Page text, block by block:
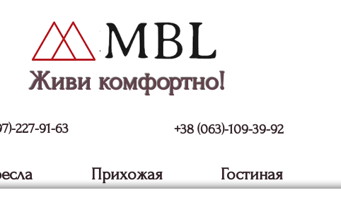
Живи комфортно!
227-91-63 +38 (063)-109-39-92
Прихожая Гостиная